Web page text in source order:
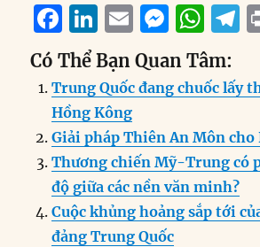
F
a
c
e
b
o
o
k
Li
n
k
e
d
I
n
E
m
ai
l
M
e
ss
e
n
g
er
W
h
at
s
A
p
p
T
e
g
r
a
Có Thể Bạn Quan Tâm:
Trung Quốc đang chuốc lấy
Hồng Kông
Giải pháp Thiên An Môn cho
Thương chiến Mỹ-Trung có
độ giữa các nền văn minh?
Cuộc khủng hoảng sắp tới
đảng Trung Quốc